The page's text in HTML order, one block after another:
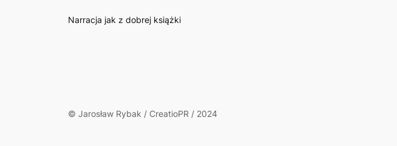
Narracja jak z dobrej książki
© Jarosław Rybak / CreatioPR / 2024